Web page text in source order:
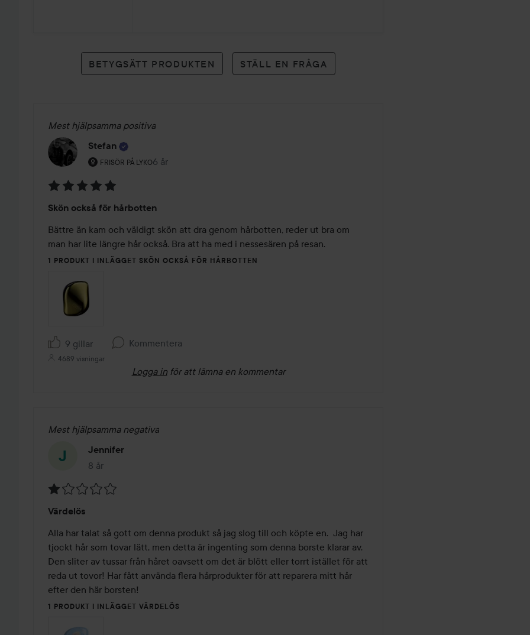
betyg
BETYGSÄTT PRODUKTEN STÄLL EN FRÅGA
Mest hjälpsamma positiva
Stefan
FRISÖR PÅ LYKO
Användarens roll: Frisör på Lyko.
6 år
Inlägget skapades 6 år
5
av
5
Skön också för hårbotten
Bättre än kam och väldigt skön att dra genom hårbotten, reder ut bra om
man har lite längre hår också. Bra att ha med i nessesären på resan.
1 PRODUKT I INLÄGGET SKÖN OCKSÅ FÖR HÅRBOTTEN
9 gillar Kommentera
4689 visningar
Logga in för att lämna en kommentar
Mest hjälpsamma negativa
Jennifer
8 år
Inlägget skapades 8 år
1
av
5
Värdelös
Alla har talat så gott om denna produkt så jag slog till och köpte en.  Jag har
tjockt hår som tovar lätt, men detta är ingenting som denna borste klarar av.
Den sliter av tussar från håret oavsett om det är blött eller torrt istället för att
reda ut tovor! Har fått använda flera hårprodukter för att reparera mitt hår
efter den här borsten!
1 PRODUKT I INLÄGGET VÄRDELÖS